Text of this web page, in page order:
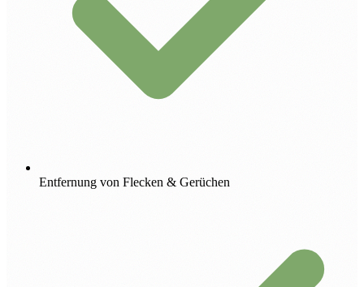
Entfernung von Flecken & Gerüchen